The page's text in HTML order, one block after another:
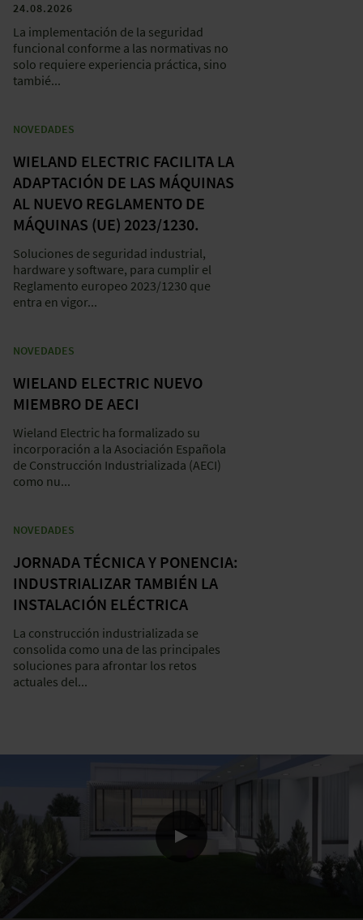
24.08.2026
La implementación de la seguridad
funcional conforme a las normativas no
solo requiere experiencia práctica, sino
tambié...
NOVEDADES
WIELAND ELECTRIC FACILITA LA
ADAPTACIÓN DE LAS MÁQUINAS
AL NUEVO REGLAMENTO DE
MÁQUINAS (UE) 2023/1230.
Soluciones de seguridad industrial,
hardware y software, para cumplir el
Reglamento europeo 2023/1230 que
entra en vigor...
NOVEDADES
WIELAND ELECTRIC NUEVO
MIEMBRO DE AECI
Wieland Electric ha formalizado su
incorporación a la Asociación Española
de Construcción Industrializada (AECI)
como nu...
NOVEDADES
JORNADA TÉCNICA Y PONENCIA:
INDUSTRIALIZAR TAMBIÉN LA
INSTALACIÓN ELÉCTRICA
La construcción industrializada se
consolida como una de las principales
soluciones para afrontar los retos
actuales del...